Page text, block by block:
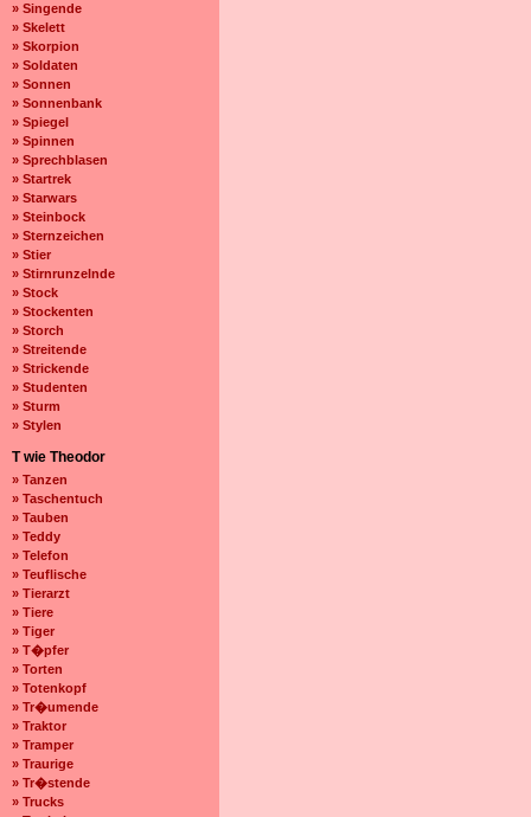
» Singende
» Skelett
» Skorpion
» Soldaten
» Sonnen
» Sonnenbank
» Spiegel
» Spinnen
» Sprechblasen
» Startrek
» Starwars
» Steinbock
» Sternzeichen
» Stier
» Stirnrunzelnde
» Stock
» Stockenten
» Storch
» Streitende
» Strickende
» Studenten
» Sturm
» Stylen
T wie Theodor
» Tanzen
» Taschentuch
» Tauben
» Teddy
» Telefon
» Teuflische
» Tierarzt
» Tiere
» Tiger
» T�pfer
» Torten
» Totenkopf
» Tr�umende
» Traktor
» Tramper
» Traurige
» Tr�stende
» Trucks